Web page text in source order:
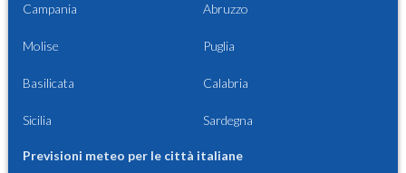
Campania Abruzzo
Molise Puglia
Basilicata Calabria
Sicilia Sardegna
Previsioni meteo per le città italiane